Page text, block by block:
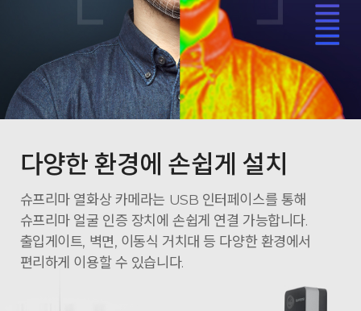
다양한 환경에 손쉽게 설치
슈프리마 열화상 카메라는 USB 인터페이스를 통해
슈프리마 얼굴 인증 장치에 손쉽게 연결 가능합니다.
출입게이트, 벽면, 이동식 거치대 등 다양한 환경에서
편리하게 이용할 수 있습니다.